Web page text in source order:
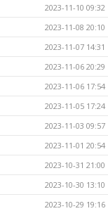
2023-11-10 09:32
2023-11-08 20:10
2023-11-07 14:31
2023-11-06 20:29
2023-11-06 17:54
2023-11-05 17:24
2023-11-03 09:57
2023-11-01 20:54
2023-10-31 21:00
2023-10-30 13:10
2023-10-29 19:16